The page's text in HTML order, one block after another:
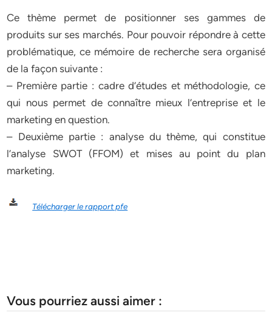
Ce thème permet de positionner ses gammes de
produits sur ses marchés. Pour pouvoir répondre à cette
problématique, ce mémoire de recherche sera organisé
de la façon suivante :
– Première partie : cadre d’études et méthodologie, ce
qui nous permet de connaître mieux l’entreprise et le
marketing en question.
– Deuxième partie : analyse du thème, qui constitue
l’analyse SWOT (FFOM) et mises au point du plan
marketing.
Télécharger le rapport pfe
Vous pourriez aussi aimer :